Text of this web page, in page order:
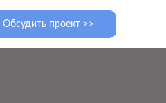
Обсудить проект >>